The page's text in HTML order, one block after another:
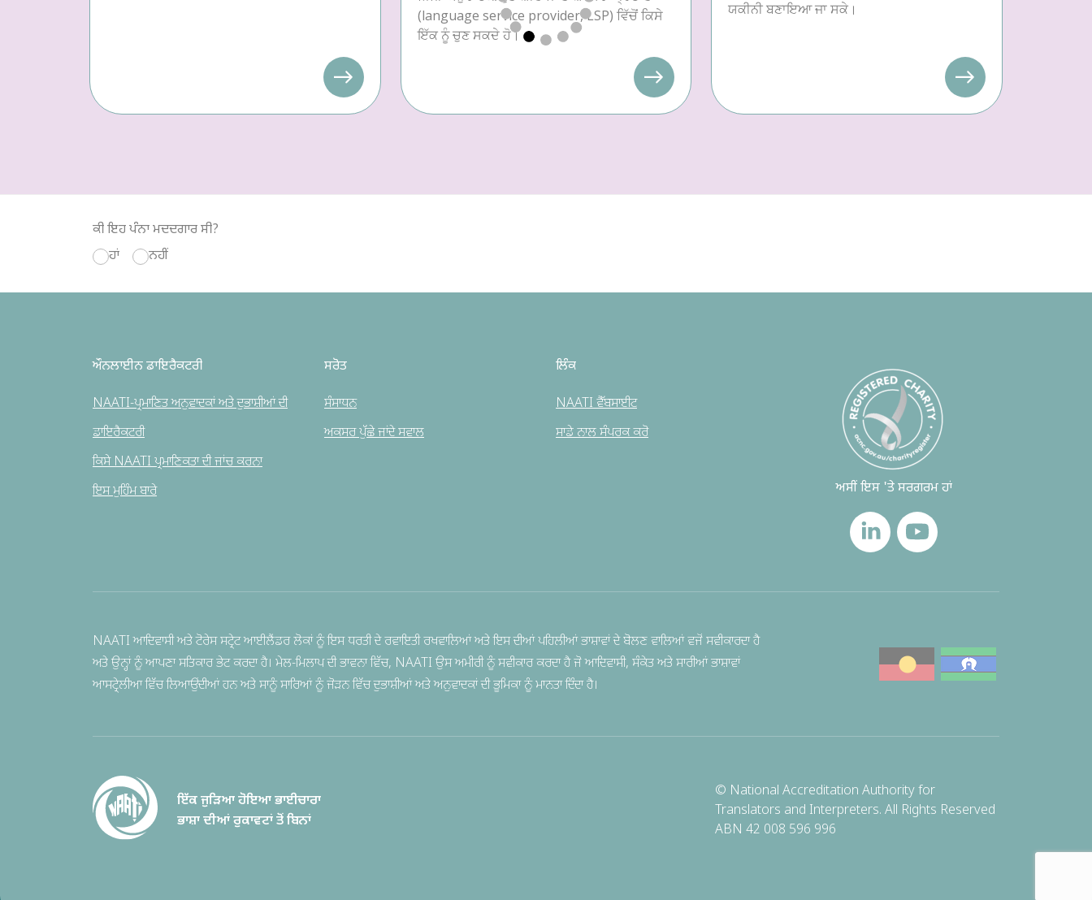
(language service provider, LSP) ਵਿੱਚੋਂ ਕਿਸੇ
ਇੱਕ ਨੂੰ ਚੁਣ ਸਕਦੇ ਹੋ।
ਯਕੀਨੀ ਬਣਾਇਆ ਜਾ ਸਕੇ।
ਕੀ ਇਹ ਪੰਨਾ ਮਦਦਗਾਰ ਸੀ?
ਹਾਂ
ਨਹੀਂ
ਔਨਲਾਈਨ ਡਾਇਰੈਕਟਰੀ
NAATI-ਪ੍ਰਮਾਣਿਤ ਅਨੁਵਾਦਕਾਂ ਅਤੇ ਦੁਭਾਸ਼ੀਆਂ ਦੀ
ਡਾਇਰੈਕਟਰੀ
ਕਿਸੇ NAATI ਪ੍ਰਮਾਣਿਕਤਾ ਦੀ ਜਾਂਚ ਕਰਨਾ
ਇਸ ਮੁਹਿੰਮ ਬਾਰੇ
ਸਰੋਤ
ਸੰਸਾਧਨ
ਅਕਸਰ ਪੁੱਛੇ ਜਾਂਦੇ ਸਵਾਲ
ਲਿੰਕ
NAATI ਵੈੱਬਸਾਈਟ
ਸਾਡੇ ਨਾਲ ਸੰਪਰਕ ਕਰੋ
ਅਸੀਂ ਇਸ 'ਤੇ ਸਰਗਰਮ ਹਾਂ
NAATI ਆਦਿਵਾਸੀ ਅਤੇ ਟੋਰੇਸ ਸਟ੍ਰੇਟ ਆਈਲੈਂਡਰ ਲੋਕਾਂ ਨੂੰ ਇਸ ਧਰਤੀ ਦੇ ਰਵਾਇਤੀ ਰਖਵਾਲਿਆਂ ਅਤੇ ਇਸ ਦੀਆਂ ਪਹਿਲੀਆਂ ਭਾਸ਼ਾਵਾਂ ਦੇ ਬੋਲਣ ਵਾਲਿਆਂ ਵਜੋਂ ਸਵੀਕਾਰਦਾ ਹੈ
ਅਤੇ ਉਨ੍ਹਾਂ ਨੂੰ ਆਪਣਾ ਸਤਿਕਾਰ ਭੇਟ ਕਰਦਾ ਹੈ। ਮੇਲ-ਮਿਲਾਪ ਦੀ ਭਾਵਨਾ ਵਿੱਚ, NAATI ਉਸ ਅਮੀਰੀ ਨੂੰ ਸਵੀਕਾਰ ਕਰਦਾ ਹੈ ਜੋ ਆਦਿਵਾਸੀ, ਸੰਕੇਤ ਅਤੇ ਸਾਰੀਆਂ ਭਾਸ਼ਾਵਾਂ
ਆਸਟ੍ਰੇਲੀਆ ਵਿੱਚ ਲਿਆਉਂਦੀਆਂ ਹਨ ਅਤੇ ਸਾਨੂੰ ਸਾਰਿਆਂ ਨੂੰ ਜੋੜਨ ਵਿੱਚ ਦੁਭਾਸ਼ੀਆਂ ਅਤੇ ਅਨੁਵਾਦਕਾਂ ਦੀ ਭੂਮਿਕਾ ਨੂੰ ਮਾਨਤਾ ਦਿੰਦਾ ਹੈ।
ਇੱਕ ਜੁੜਿਆ ਹੋਇਆ ਭਾਈਚਾਰਾ
ਭਾਸ਼ਾ ਦੀਆਂ ਰੁਕਾਵਟਾਂ ਤੋਂ ਬਿਨਾਂ
© National Accreditation Authority for
Translators and Interpreters. All Rights Reserved
ABN 42 008 596 996